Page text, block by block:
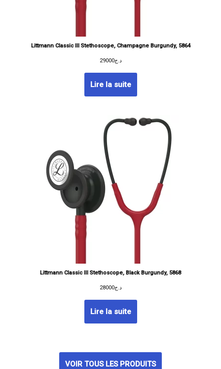
Littmann Classic III Stethoscope, Champagne Burgundy, 5864
د.ج29000
Lire la suite
Littmann Classic III Stethoscope, Black Burgundy, 5868
د.ج28000
Lire la suite
VOIR TOUS LES PRODUITS